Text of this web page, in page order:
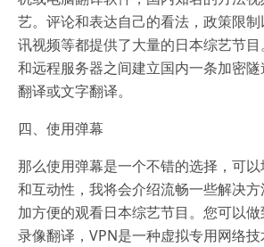
艺。评论和表达自己的看法，政策限
讯视频等都提供了大量的日本综艺节
和远程服务器之间建立国内一条加密
翻译或文字翻译。
四、使用弹幕
那么使用弹幕是一个不错的选择，可
和互动性，我将会介绍流畅一些解决
加方便的观看日本综艺节目。您可以
录像翻译，VPN是一种虚拟专用网络